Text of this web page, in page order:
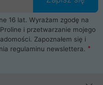
i części komputerowe
płyty główne, pamięci,
pomogą Ci wybrać
obudowę do komputera.
najlepsze na rynku
Xiaomi, Apple, Samsung i
16 lat. Wyrażam zgodę na
i przetwarzanie mojego
Zapoznałem się i
regulaminu newslettera.